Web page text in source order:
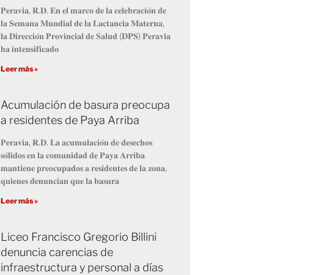
𝐏𝐞𝐫𝐚𝐯𝐢𝐚, 𝐑.𝐃. 𝐄𝐧 𝐞𝐥 𝐦𝐚𝐫𝐜𝐨 𝐝𝐞 𝐥𝐚 𝐜𝐞𝐥𝐞𝐛𝐫𝐚𝐜𝐢𝐨́𝐧 𝐝𝐞
𝐥𝐚 𝐒𝐞𝐦𝐚𝐧𝐚 𝐌𝐮𝐧𝐝𝐢𝐚𝐥 𝐝𝐞 𝐥𝐚 𝐋𝐚𝐜𝐭𝐚𝐧𝐜𝐢𝐚 𝐌𝐚𝐭𝐞𝐫𝐧𝐚,
𝐥𝐚 𝐃𝐢𝐫𝐞𝐜𝐜𝐢𝐨́𝐧 𝐏𝐫𝐨𝐯𝐢𝐧𝐜𝐢𝐚𝐥 𝐝𝐞 𝐒𝐚𝐥𝐮𝐝 (𝐃𝐏𝐒) 𝐏𝐞𝐫𝐚𝐯𝐢𝐚
𝐡𝐚 𝐢𝐧𝐭𝐞𝐧𝐬𝐢𝐟𝐢𝐜𝐚𝐝𝐨
Leer más »
Acumulación de basura preocupa
a residentes de Paya Arriba
𝐏𝐞𝐫𝐚𝐯𝐢𝐚, 𝐑.𝐃. 𝐋𝐚 𝐚𝐜𝐮𝐦𝐮𝐥𝐚𝐜𝐢𝐨́𝐧 𝐝𝐞 𝐝𝐞𝐬𝐞𝐜𝐡𝐨𝐬
𝐬𝐨́𝐥𝐢𝐝𝐨𝐬 𝐞𝐧 𝐥𝐚 𝐜𝐨𝐦𝐮𝐧𝐢𝐝𝐚𝐝 𝐝𝐞 𝐏𝐚𝐲𝐚 𝐀𝐫𝐫𝐢𝐛𝐚
𝐦𝐚𝐧𝐭𝐢𝐞𝐧𝐞 𝐩𝐫𝐞𝐨𝐜𝐮𝐩𝐚𝐝𝐨𝐬 𝐚 𝐫𝐞𝐬𝐢𝐝𝐞𝐧𝐭𝐞𝐬 𝐝𝐞 𝐥𝐚 𝐳𝐨𝐧𝐚,
𝐪𝐮𝐢𝐞𝐧𝐞𝐬 𝐝𝐞𝐧𝐮𝐧𝐜𝐢𝐚𝐧 𝐪𝐮𝐞 𝐥𝐚 𝐛𝐚𝐬𝐮𝐫𝐚
Leer más »
Liceo Francisco Gregorio Billini
denuncia carencias de
infraestructura y personal a días